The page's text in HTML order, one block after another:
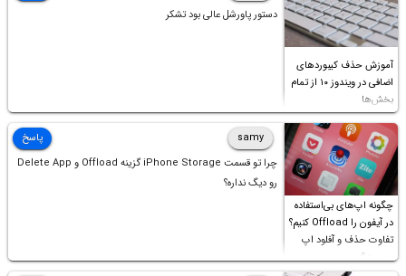
آموزش حذف کیبوردهای
اضافی در ویندوز ۱۰ از تمام
بخش‌ها
دستور پاورشل عالی بود تشکر
چگونه اپ‌های بی‌استفاده
در آیفون را Offload کنیم؟
تفاوت حذف و آفلود اپ
چیست؟
samy
چرا تو قسمت iPhone Storage گزینه Offload و Delete App
رو دیگ نداره؟
پاسخ